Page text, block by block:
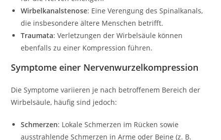
Wirbelkanalstenose: Eine Verengung des Spinalkanals,
die insbesondere ältere Menschen betrifft.
Traumata: Verletzungen der Wirbelsäule können
ebenfalls zu einer Kompression führen.
Symptome einer Nervenwurzelkompression
Die Symptome variieren je nach betroffenem Bereich der
Wirbelsäule, häufig sind jedoch:
Schmerzen: Lokale Schmerzen im Rücken sowie
ausstrahlende Schmerzen in Arme oder Beine (z. B.